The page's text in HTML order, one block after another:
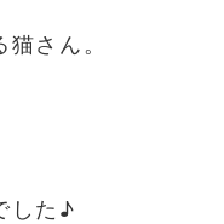
さん。
した♪